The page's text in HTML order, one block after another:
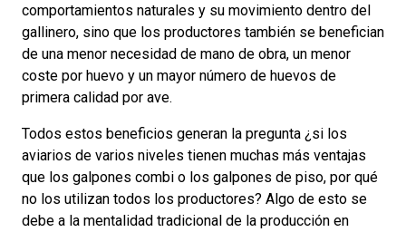
comportamientos naturales y su movimiento dentro del
gallinero, sino que los productores también se benefician
de una menor necesidad de mano de obra, un menor
coste por huevo y un mayor número de huevos de
primera calidad por ave.
Todos estos beneficios generan la pregunta ¿si los
aviarios de varios niveles tienen muchas más ventajas
que los galpones combi o los galpones de piso, por qué
no los utilizan todos los productores? Algo de esto se
debe a la mentalidad tradicional de la producción en